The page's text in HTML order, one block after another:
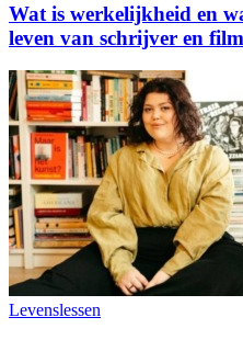
Wat is werkelijkheid en
leven van schrijver en
Levenslessen